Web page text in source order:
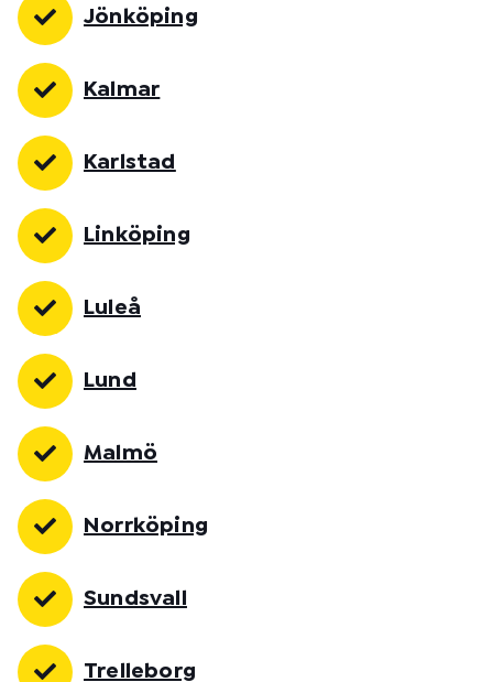
Jönköping
Kalmar
Karlstad
Linköping
Luleå
Lund
Malmö
Norrköping
Sundsvall
Trelleborg